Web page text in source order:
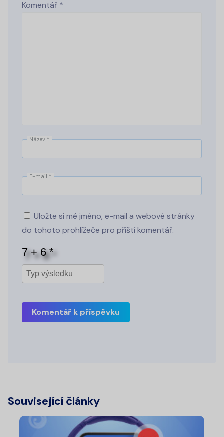
Komentář *
Název *
E-mail *
Uložte si mé jméno, e-mail a webové stránky
do tohoto prohlížeče pro příští komentář.
Komentář k příspěvku
Související články